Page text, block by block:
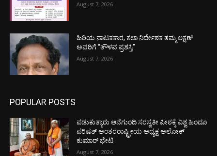
August 7, 2026
ಹಿರಿಯ ನಾಟಕಕಾರ, ಕಲಾ ನಿರ್ದೇಶಕ ತಮ್ಮ ಲಕ್ಷಣ್
ಅವರಿಗೆ “ತೌಳವ ಪ್ರಶಸ್ತಿ”
August 7, 2026
POPULAR POSTS
ಪಡುಕುತ್ಯಾರು ಆನೆಗುಂದಿ ಸರಸ್ವತೀ ಪೀಠಕ್ಕೆ ವಿಶ್ವ ಹಿಂದೂ
ಪರಿಷತ್ ಅಂತರರಾಷ್ಟ್ರೀಯ ಅಧ್ಯಕ್ಷ ಅಲೋಕ್
ಕುಮಾರ್ ಭೇಟಿ
August 7, 2026